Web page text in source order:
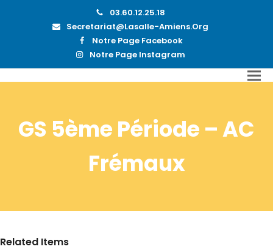
03.60.12.25.18
Secretariat@lasalle-Amiens.org
Notre Page Facebook
Notre Page Instagram
GS 5ème Période – AC
Frémaux
Related Items